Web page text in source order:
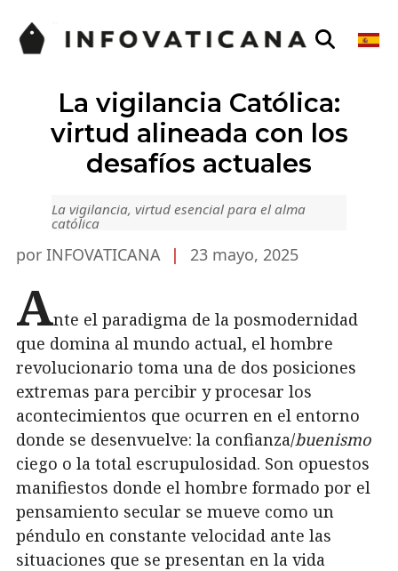
La vigilancia Católica:
virtud alineada con los
desafíos actuales
La vigilancia, virtud esencial para el alma
católica
por INFOVATICANA | 23 mayo, 2025
Ante el paradigma de la posmodernidad
que domina al mundo actual, el hombre
revolucionario toma una de dos posiciones
extremas para percibir y procesar los
acontecimientos que ocurren en el entorno
donde se desenvuelve: la confianza/buenismo
ciego o la total escrupulosidad. Son opuestos
manifiestos donde el hombre formado por el
pensamiento secular se mueve como un
péndulo en constante velocidad ante las
situaciones que se presentan en la vida